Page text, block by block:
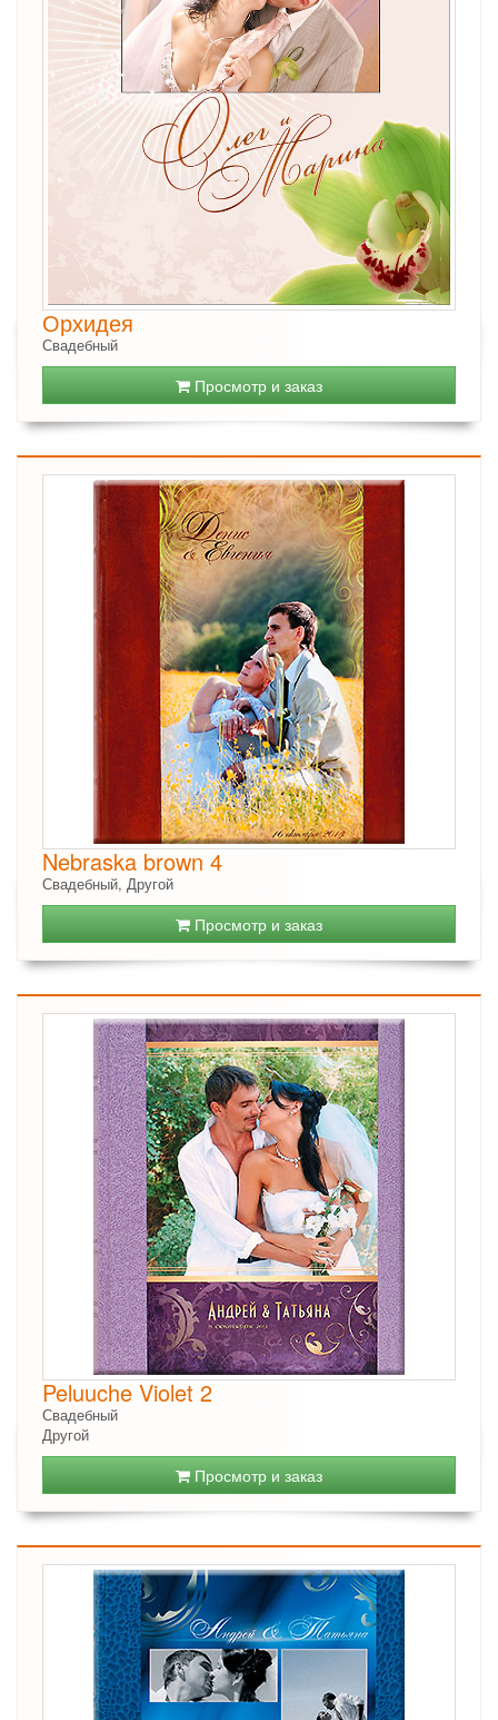
Орхидея
Свадебный
Просмотр и заказ
Nebraska brown 4
Свадебный, Другой
Просмотр и заказ
Peluuche Violet 2
Свадебный
Другой
Просмотр и заказ